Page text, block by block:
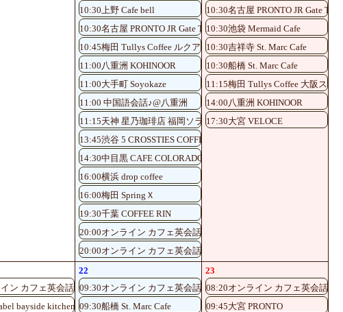
10:30上野 Cafe bell
10:30名古屋 PRONTO JR Gate Tower Store
10:45梅田 Tullys Coffee ルクアイーレ5階店
11:00八重洲 KOHINOOR
11:00大手町 Soyokaze
11:00 中国語会話♪@八重洲
11:15天神 星乃珈琲店 福岡ソラリア店
13:45渋谷 5 CROSSTIES COFFEE
14:30中目黒 CAFE COLORADO
16:00横浜 drop coffee
16:00梅田 SpringＸ
19:30千葉 COFFEE RIN
20:00オンライン カフェ英会話♪
20:00オンライン カフェ英会話♪
10:30名古屋 PRONTO JR Gate
10:30池袋 Mermaid Cafe
10:30吉祥寺 St. Marc Cafe
10:30船橋 St. Marc Cafe
11:15梅田 Tullys Coffee 大阪ステ
14:00八重洲 KOHINOOR
17:30大宮 VELOCE
スクランブルスクエア店
館1F店
ン カフェ英会話♪
bayside kitchen
22
09:30オンライン カフェ英会話♪
09:30船橋 St. Marc Cafe
23
08:20オンライン カフェ英会話♪
09:45大宮 PRONTO